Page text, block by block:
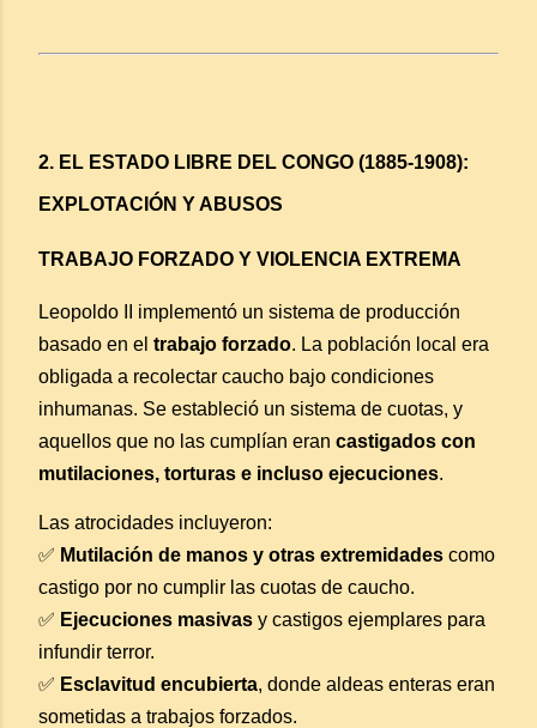
2. EL ESTADO LIBRE DEL CONGO (1885-1908):
EXPLOTACIÓN Y ABUSOS
TRABAJO FORZADO Y VIOLENCIA EXTREMA
Leopoldo II implementó un sistema de producción
basado en el trabajo forzado. La población local era
obligada a recolectar caucho bajo condiciones
inhumanas. Se estableció un sistema de cuotas, y
aquellos que no las cumplían eran castigados con
mutilaciones, torturas e incluso ejecuciones.
Las atrocidades incluyeron:
✅ Mutilación de manos y otras extremidades como
castigo por no cumplir las cuotas de caucho.
✅ Ejecuciones masivas y castigos ejemplares para
infundir terror.
✅ Esclavitud encubierta, donde aldeas enteras eran
sometidas a trabajos forzados.